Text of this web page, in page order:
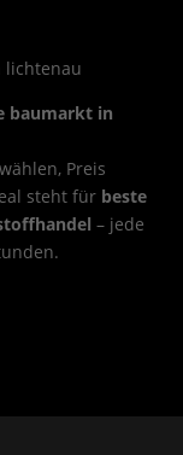
lichtenau
baumarkt in
Preis
steht für beste
– jede